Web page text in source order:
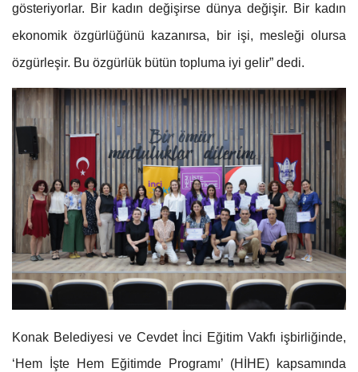
gösteriyorlar. Bir kadın değişirse dünya değişir. Bir kadın
ekonomik özgürlüğünü kazanırsa, bir işi, mesleği olursa
özgürleşir. Bu özgürlük bütün topluma iyi gelir” dedi.
Konak Belediyesi ve Cevdet İnci Eğitim Vakfı işbirliğinde,
‘Hem İşte Hem Eğitimde Programı’ (HİHE) kapsamında